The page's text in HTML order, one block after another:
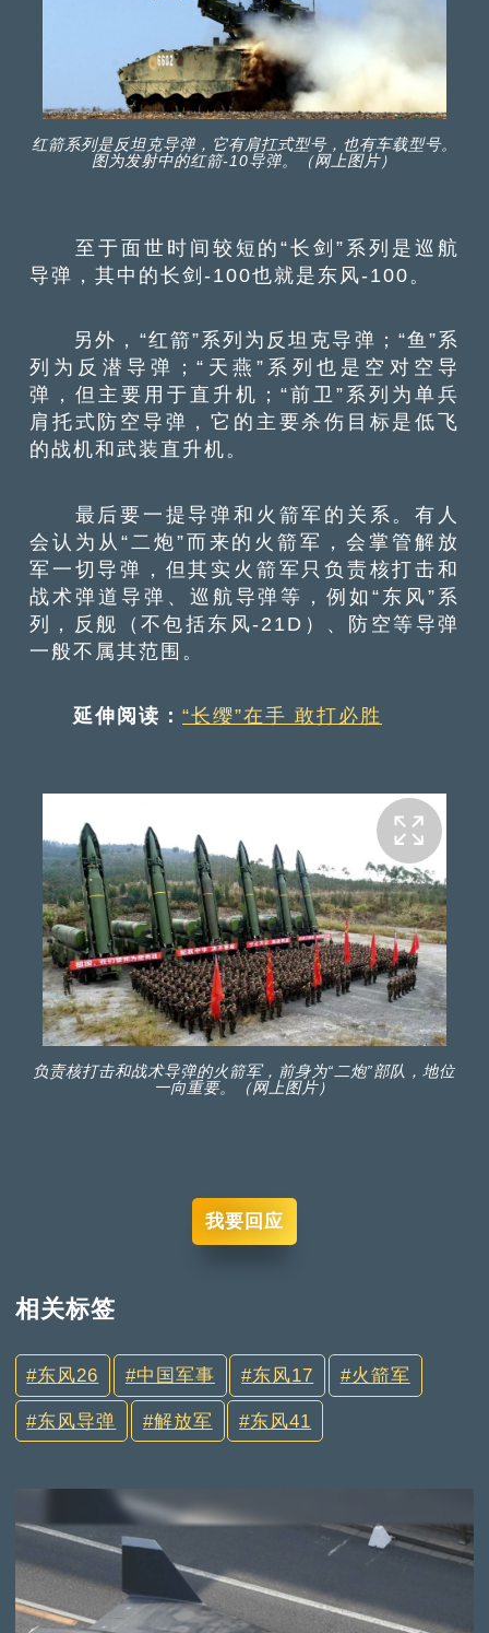
红箭系列是反坦克导弹，它有肩扛式型号，也有车载型号。
图为发射中的红箭-10导弹。（网上图片）
至于面世时间较短的“长剑”系列是巡航
导弹，其中的长剑-100也就是东风-100。
另外，“红箭”系列为反坦克导弹；“鱼”系
列为反潜导弹；“天燕”系列也是空对空导
弹，但主要用于直升机；“前卫”系列为单兵
肩托式防空导弹，它的主要杀伤目标是低飞
的战机和武装直升机。
最后要一提导弹和火箭军的关系。有人
会认为从“二炮”而来的火箭军，会掌管解放
军一切导弹，但其实火箭军只负责核打击和
战术弹道导弹、巡航导弹等，例如“东风”系
列，反舰（不包括东风-21D）、防空等导弹
一般不属其范围。
延伸阅读：“长缨”在手 敢打必胜
负责核打击和战术导弹的火箭军，前身为“二炮”部队，地位
一向重要。（网上图片）
我要回应
相关标签
东风26 中国军事 东风17 火箭军
东风导弹 解放军 东风41